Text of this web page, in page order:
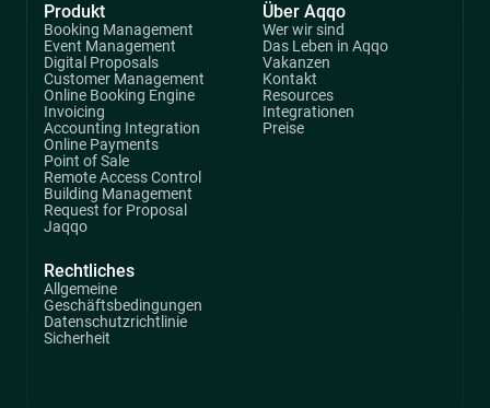
Produkt
Booking Management
Event Management
Digital Proposals
Customer Management
Online Booking Engine
Invoicing
Accounting Integration
Online Payments
Point of Sale
Remote Access Control
Building Management
Request for Proposal
Jaqqo
Über Aqqo
Wer wir sind
Das Leben in Aqqo
Vakanzen
Kontakt
Resources
Integrationen
Preise
Rechtliches
Allgemeine
Geschäftsbedingungen
Datenschutzrichtlinie
Sicherheit